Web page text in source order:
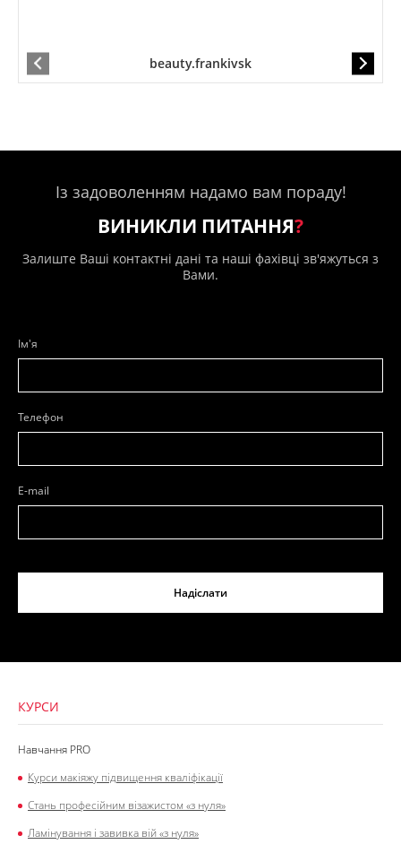
beauty.frankivsk
Із задоволенням надамо вам пораду!
ВИНИКЛИ ПИТАННЯ?
Залиште Ваші контактні дані та наші фахівці зв'яжуться з
Вами.
Ім'я
Телефон
E-mail
Надіслати
КУРСИ
Навчання PRO
Курси макіяжу підвищення кваліфікації
Стань професійним візажистом «з нуля»
Ламінування і завивка вій «з нуля»